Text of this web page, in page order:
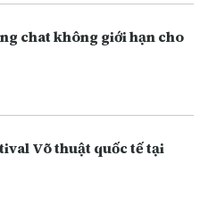
chat không giới hạn cho
Võ thuật quốc tế tại